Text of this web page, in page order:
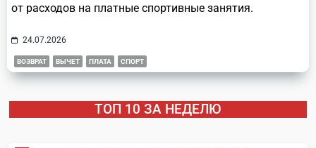
от расходов на платные спортивные занятия.
24.07.2026
ВОЗВРАТ ВЫЧЕТ ПЛАТА СПОРТ
ТОП 10 ЗА НЕДЕЛЮ